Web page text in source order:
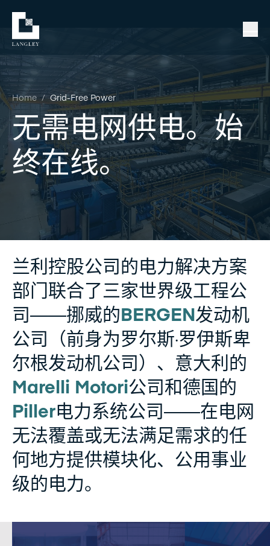
Home / Grid-Free Power
无需电网供电。始
终在线。
兰利控股公司的电力解决方案
部门联合了三家世界级工程公
司——挪威的BERGEN发动机
公司（前身为罗尔斯·罗伊斯卑
尔根发动机公司）、意大利的
Marelli Motori公司和德国的
Piller电力系统公司——在电网
无法覆盖或无法满足需求的任
何地方提供模块化、公用事业
级的电力。